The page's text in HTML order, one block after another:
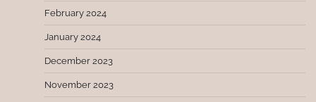
February 2024
January 2024
December 2023
November 2023